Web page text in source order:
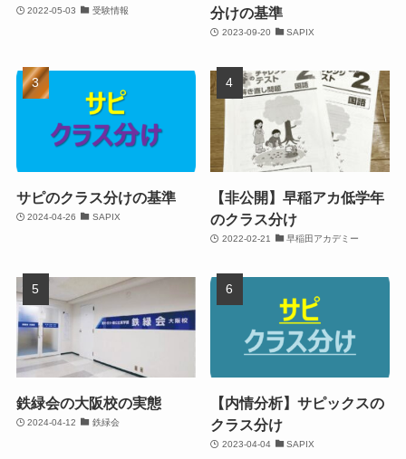
2022-05-03 受験情報
分けの基準
2023-09-20 SAPIX
サピのクラス分けの基準
2024-04-26 SAPIX
【非公開】早稲アカ低学年
のクラス分け
2022-02-21 早稲田アカデミー
鉄緑会の大阪校の実態
2024-04-12 鉄緑会
【内情分析】サピックスの
クラス分け
2023-04-04 SAPIX